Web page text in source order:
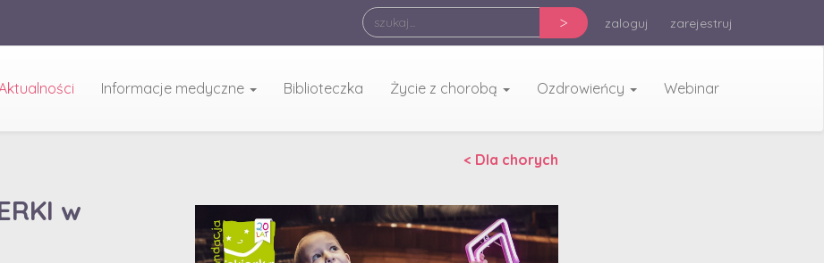
> zaloguj zarejestruj
Informacje medyczne Biblioteczka Życie z chorobą Ozdrowieńcy Webinar
< Dla chorych
w